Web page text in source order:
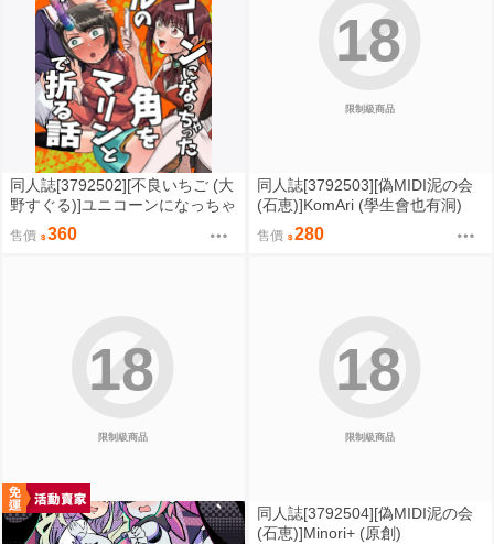
同人誌[3792502][不良いちご (大
野すぐる)]ユニコーンになっちゃ
ったスバルの角をマリンとおか
ゆで折る話 (hololive )
售價 360
限制級商品
18
同人誌[3792503][偽MIDI泥の会
(石恵)]KomAri (學生會也有洞)
售價 280
限制級商品
18
限制級商品
18
同人誌[3792504][偽MIDI泥の会
(石恵)]Minori+ (原創)